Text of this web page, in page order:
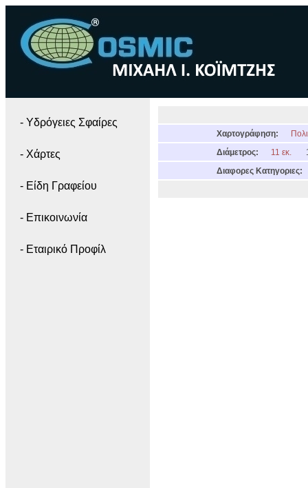
- Yδρόγειες Σφαίρες
- Χάρτες
- Είδη Γραφείου
- Επικοινωνία
- Εταιρικό Προφίλ
Χαρτογράφηση:
Διάμετρος:
11 εκ.
Διαφορες Κατηγοριες: